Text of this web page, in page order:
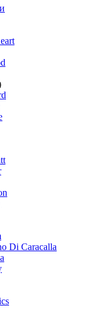
Di Caracalla